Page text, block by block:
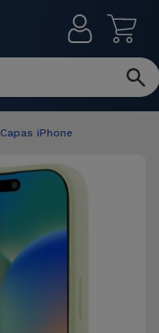
Capas iPhone